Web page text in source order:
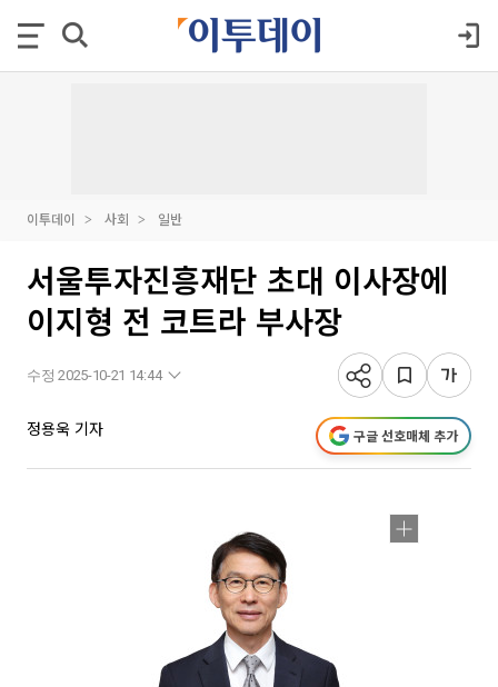
이투데이 사회 일반
서울투자진흥재단 초대 이사장에
이지형 전 코트라 부사장
수정 2025-10-21 14:44
정용욱 기자 구글 선호매체 추가